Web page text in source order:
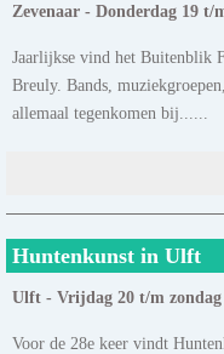
Zevenaar - Donderdag 19 t/
Jaarlijkse vind het Buitenblik
Breuly. Bands,
allemaal tegenkomen bij......
Huntenkunst in Ulft
Ulft - Vrijdag 20 t/m zondag
Voor de 28e keer vindt